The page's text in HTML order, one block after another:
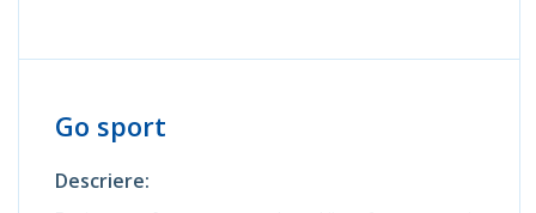
Go sport
Descriere: